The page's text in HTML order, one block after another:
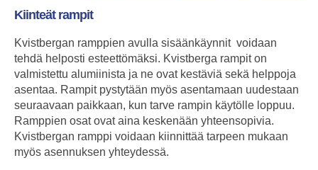
Kiinteät rampit
Kvistbergan ramppien avulla sisäänkäynnit voidaan
tehdä helposti esteettömäksi. Kvistberga rampit on
valmistettu alumiinista ja ne ovat kestäviä sekä helppoja
asentaa. Rampit pystytään myös asentamaan uudestaan
seuraavaan paikkaan, kun tarve rampin käytölle loppuu.
Ramppien osat ovat aina keskenään yhteensopivia.
Kvistbergan ramppi voidaan kiinnittää tarpeen mukaan
myös asennuksen yhteydessä.